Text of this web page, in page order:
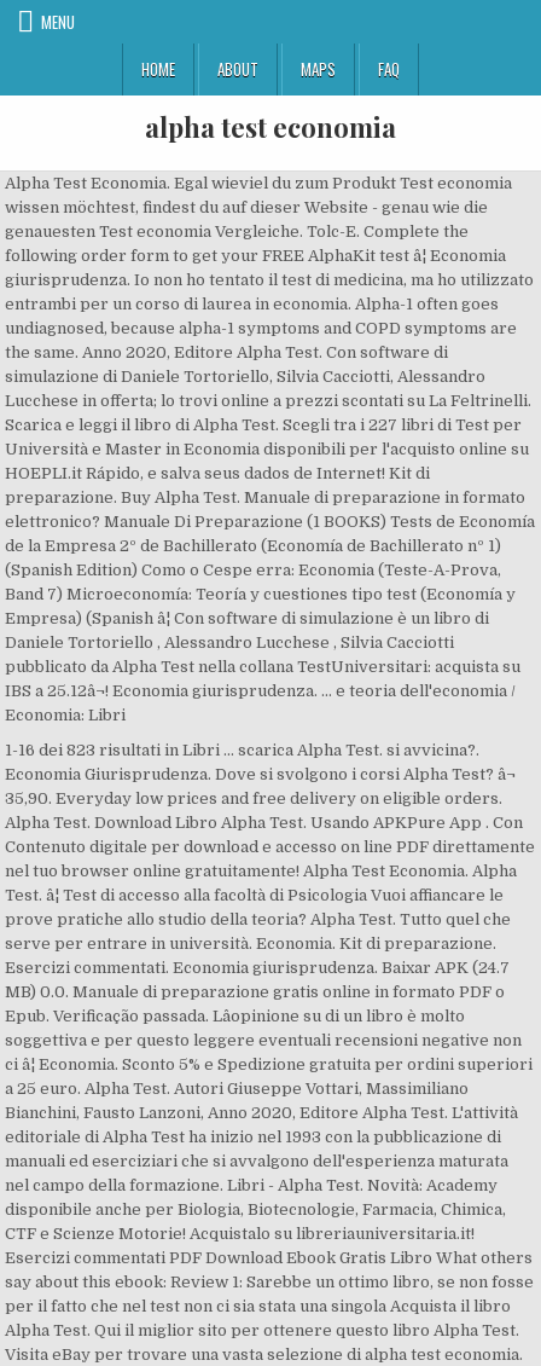
MENU
HOME
ABOUT MAPS FAQ
alpha test economia
Alpha Test Economia. Egal wieviel du zum Produkt Test economia
wissen möchtest, findest du auf dieser Website - genau wie die
genauesten Test economia Vergleiche. Tolc-E. Complete the
following order form to get your FREE AlphaKit test â¦ Economia
giurisprudenza. Io non ho tentato il test di medicina, ma ho utilizzato
entrambi per un corso di laurea in economia. Alpha-1 often goes
undiagnosed, because alpha-1 symptoms and COPD symptoms are
the same. Anno 2020, Editore Alpha Test. Con software di
simulazione di Daniele Tortoriello, Silvia Cacciotti, Alessandro
Lucchese in offerta; lo trovi online a prezzi scontati su La Feltrinelli.
Scarica e leggi il libro di Alpha Test. Scegli tra i 227 libri di Test per
Università e Master in Economia disponibili per l'acquisto online su
HOEPLI.it Rápido, e salva seus dados de Internet! Kit di
preparazione. Buy Alpha Test. Manuale di preparazione in formato
elettronico? Manuale Di Preparazione (1 BOOKS) Tests de Economía
de la Empresa 2º de Bachillerato (Economía de Bachillerato nº 1)
(Spanish Edition) Como o Cespe erra: Economia (Teste-A-Prova,
Band 7) Microeconomía: Teoría y cuestiones tipo test (Economía y
Empresa) (Spanish â¦ Con software di simulazione è un libro di
Daniele Tortoriello , Alessandro Lucchese , Silvia Cacciotti
pubblicato da Alpha Test nella collana TestUniversitari: acquista su
IBS a 25.12â¬! Economia giurisprudenza. ... e teoria dell'economia /
Economia: Libri
1-16 dei 823 risultati in Libri ... scarica Alpha Test. si avvicina?.
Economia Giurisprudenza. Dove si svolgono i corsi Alpha Test? â¬
35,90. Everyday low prices and free delivery on eligible orders.
Alpha Test. Download Libro Alpha Test. Usando APKPure App . Con
Contenuto digitale per download e accesso on line PDF direttamente
nel tuo browser online gratuitamente! Alpha Test Economia. Alpha
Test. â¦ Test di accesso alla facoltà di Psicologia Vuoi affiancare le
prove pratiche allo studio della teoria? Alpha Test. Tutto quel che
serve per entrare in università. Economia. Kit di preparazione.
Esercizi commentati. Economia giurisprudenza. Baixar APK (24.7
MB) 0.0. Manuale di preparazione gratis online in formato PDF o
Epub. Verificação passada. Lâopinione su di un libro è molto
soggettiva e per questo leggere eventuali recensioni negative non
ci â¦ Economia. Sconto 5% e Spedizione gratuita per ordini superiori
a 25 euro. Alpha Test. Autori Giuseppe Vottari, Massimiliano
Bianchini, Fausto Lanzoni, Anno 2020, Editore Alpha Test. L'attività
editoriale di Alpha Test ha inizio nel 1993 con la pubblicazione di
manuali ed eserciziari che si avvalgono dell'esperienza maturata
nel campo della formazione. Libri - Alpha Test. Novità: Academy
disponibile anche per Biologia, Biotecnologie, Farmacia, Chimica,
CTF e Scienze Motorie! Acquistalo su libreriauniversitaria.it!
Esercizi commentati PDF Download Ebook Gratis Libro What others
say about this ebook: Review 1: Sarebbe un ottimo libro, se non fosse
per il fatto che nel test non ci sia stata una singola Acquista il libro
Alpha Test. Qui il miglior sito per ottenere questo libro Alpha Test.
Visita eBay per trovare una vasta selezione di alpha test economia.